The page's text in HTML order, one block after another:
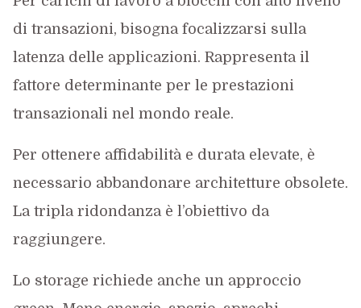
di transazioni, bisogna focalizzarsi sulla
latenza delle applicazioni. Rappresenta il
fattore determinante per le prestazioni
transazionali nel mondo reale.
Per ottenere affidabilità e durata elevate, è
necessario abbandonare architetture obsolete.
La tripla ridondanza è l’obiettivo da
raggiungere.
Lo storage richiede anche un approccio